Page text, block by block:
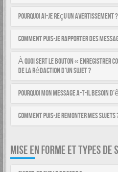
Pourquoi ai-je reçu un avertissement ?
Comment puis-je rapporter des
À quoi sert le bouton « Enregistrer
de la rédaction d’un sujet ?
Pourquoi mon message a-t-il besoin
Comment puis-je remonter mes sujets
MISE EN FORME ET TYPES DE